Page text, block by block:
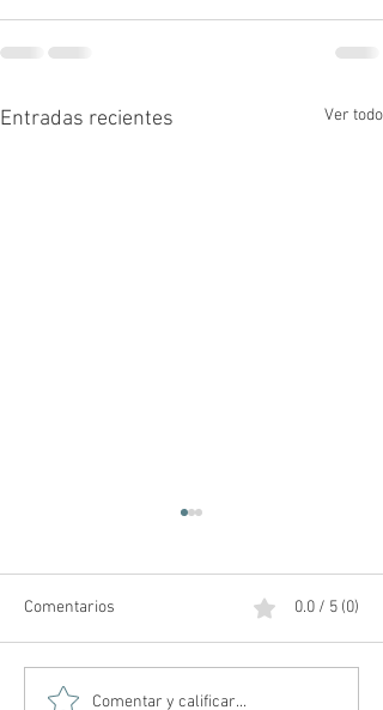
Entradas recientes Ver todo
Amos del Universo | Teaser
Comentarios 0.0 / 5 (0)
Comentar y calificar...